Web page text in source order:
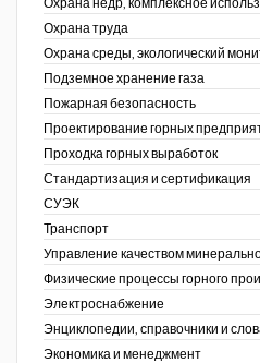
Охрана труда
Охрана среды, экологический
Подземное хранение газа
Пожарная безопасность
Проектирование горных
Проходка горных выработок
Стандартизация и сертификация
СУЭК
Транспорт
Управление качеством
Физические процессы горного
Электроснабжение
Энциклопедии, справочники и
Экономика и менеджмент